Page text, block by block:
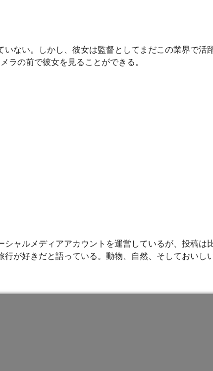
ない。しかし、彼女は監督としてまだこの業界で活
ラの前で彼女を見ることができる。
ャルメディアアカウントを運営しているが、投稿は
が好きだと語っている。動物、自然、そしておいし